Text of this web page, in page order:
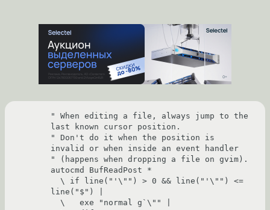
" When editing a file, always jump to the
last known cursor position.
" Don't do it when the position is
invalid or when inside an event handler
" (happens when dropping a file on gvim).
autocmd BufReadPost *
line("$") |